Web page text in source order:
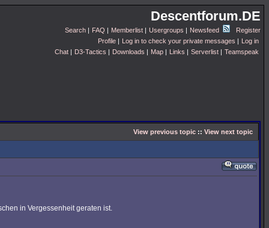
Descentforum.DE
Search | FAQ | Memberlist | Usergroups | Newsfeed
Register
Profile | Log in to check your private messages | Log in
Chat | D3-Tactics | Downloads | Map | Links | Serverlist | Teamspeak
View previous topic :: View next topic
in Vergessenheit geraten ist.